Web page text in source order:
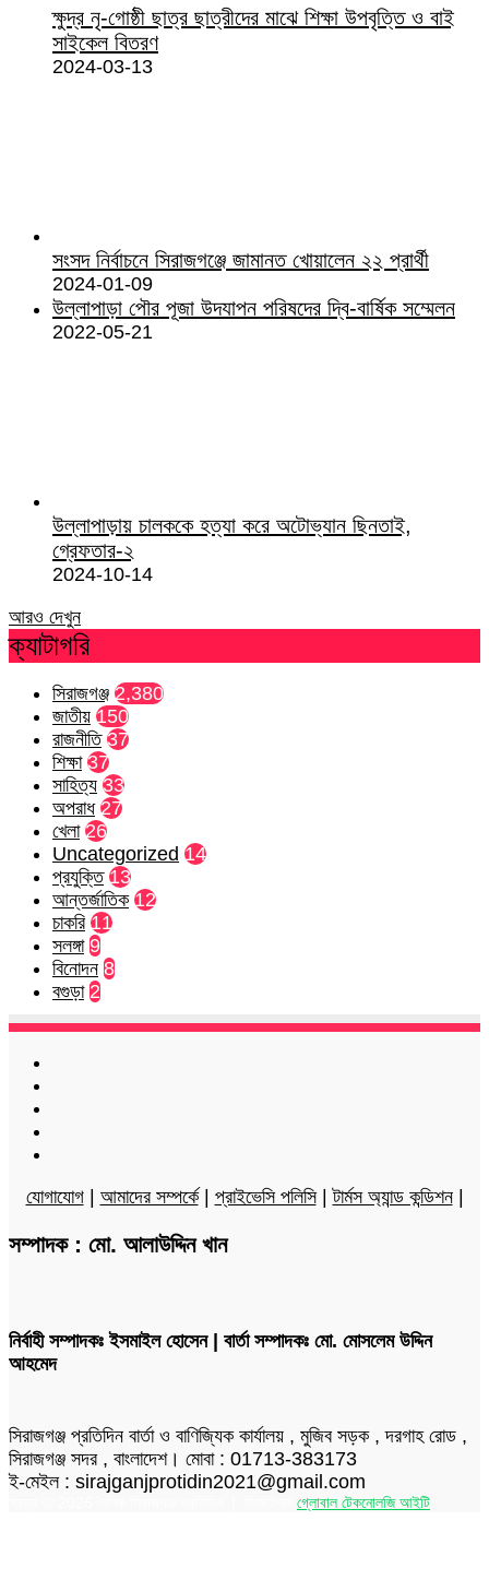
ক্ষুদ্র নৃ-গোষ্ঠী ছাত্র ছাত্রীদের মাঝে শিক্ষা উপবৃত্তি ও বাই
সাইকেল বিতরণ
2024-03-13
সংসদ নির্বাচনে সিরাজগঞ্জে জামানত খোয়ালেন ২২ প্রার্থী
2024-01-09
উল্লাপাড়া পৌর পূজা উদযাপন পরিষদের দ্বি-বার্ষিক সম্মেলন
2022-05-21
উল্লাপাড়ায় চালককে হত্যা করে অটোভ্যান ছিনতাই,
গ্রেফতার-২
2024-10-14
আরও দেখুন
ক্যাটাগরি
সিরাজগঞ্জ 2,380
জাতীয় 150
রাজনীতি 37
শিক্ষা 37
সাহিত্য 33
অপরাধ 27
খেলা 26
Uncategorized 14
প্রযুক্তি 13
আন্তর্জাতিক 12
চাকরি 11
সলঙ্গা 9
বিনোদন 8
বগুড়া 2
যোগাযোগ| আমাদের সম্পর্কে| প্রাইভেসি পলিসি|টার্মস অ্যান্ড কন্ডিশন|
সম্পাদক : মো. আলাউদ্দিন খান
নির্বাহী সম্পাদকঃ ইসমাইল হোসেন | বার্তা সম্পাদকঃ মো. মোসলেম উদ্দিন
আহমেদ
সিরাজগঞ্জ প্রতিদিন বার্তা ও বাণিজ্যিক কার্যালয় , মুজিব সড়ক , দরগাহ রোড ,
সিরাজগঞ্জ সদর , বাংলাদেশ। মোবা : 01713-383173
ই-মেইল : sirajganjprotidin2021@gmail.com
গ্লোবাল টেকনোলজি আইটি